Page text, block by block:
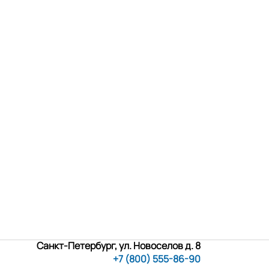
Санкт-Петербург, ул. Новоселов д. 8
+7 (800) 555-86-90